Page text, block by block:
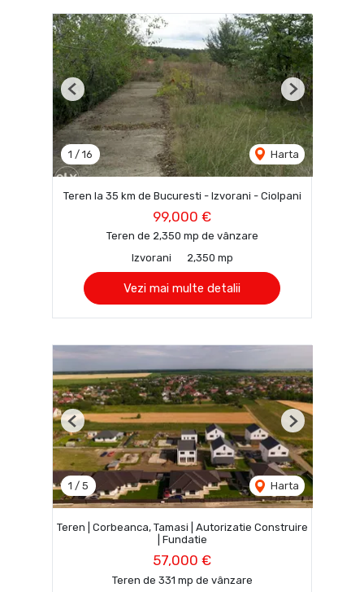
1 / 16 Harta
Previous Next
Teren la 35 km de Bucuresti - Izvorani - Ciolpani
99,000 €
Teren de 2,350 mp de vânzare
Izvorani
2,350 mp
Vezi mai multe detalii
1 / 5 Harta
Previous Next
Teren | Corbeanca, Tamasi | Autorizatie Construire
| Fundatie
57,000 €
Teren de 331 mp de vânzare